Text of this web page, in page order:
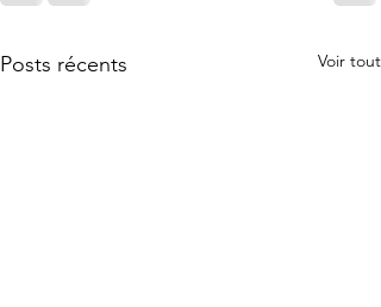
Posts récents Voir tout